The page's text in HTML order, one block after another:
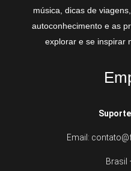
música, dicas de
autoconhecimento e as
explorar e se inspirar
Email:
Brasil